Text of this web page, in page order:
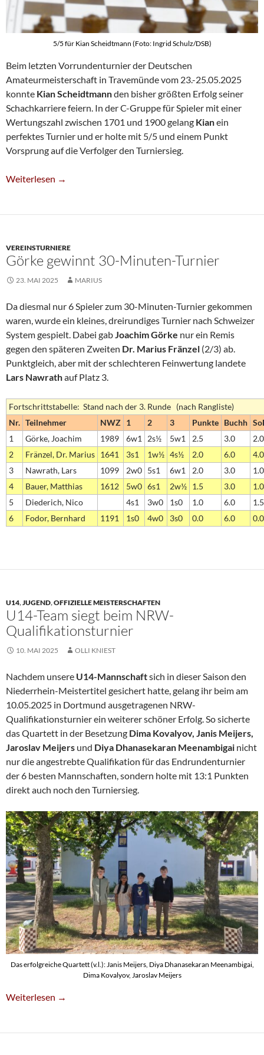
5/5 für Kian Scheidtmann (Foto: Ingrid Schulz/DSB)
Beim letzten Vorrundenturnier der Deutschen
Amateurmeisterschaft in Travemünde vom 23.-25.05.2025
konnte Kian Scheidtmannden bisher größten Erfolg seiner
Schachkarriere feiern. In der C-Gruppe für Spieler mit einer
Wertungszahl zwischen 1701 und 1900 gelang Kianein
perfektes Turnier und er holte mit 5/5 und einem Punkt
Vorsprung auf die Verfolger den Turniersieg.
Perfektes Turnier Für Kian Scheidtmann In Travemünde
Weiterlesen →
VEREINSTURNIERE
Görke gewinnt 30-Minuten-Turnier
23. MAI 2025 MARIUS
Da diesmal nur 6 Spieler zum 30-Minuten-Turnier gekommen
waren, wurde ein kleines, dreirundiges Turnier nach Schweizer
System gespielt. Dabei gabJoachim Görke nur ein Remis
gegen den späteren Zweiten Dr. Marius Fränzel (2/3) ab.
Punktgleich, aber mit der schlechteren Feinwertung landete
Lars Nawrathauf Platz 3.
Fortschrittstabelle: Stand nach der 3. Runde (nach Rangliste)
Nr. Teilnehmer NWZ 1 2 3 Punkte Buchh
1
Görke, Joachim 1989 6w1 2s½ 5w1 2.5 3.0
2
Fränzel, Dr. Marius 1641 3s1 1w½ 4s½ 2.0 6.0
3
Nawrath, Lars 1099 2w0 5s1 6w1 2.0 3.0
4
Bauer, Matthias 1612 5w0 6s1 2w½ 1.5 3.0
5
Diederich, Nico 4s1 3w0 1s0 1.0 6.0
6
Fodor, Bernhard 1191 1s0 4w0 3s0 0.0 6.0
U14,JUGEND,OFFIZIELLE MEISTERSCHAFTEN
U14-Team siegt beim NRW-
Qualifikationsturnier
10. MAI 2025 OLLI KNIEST
Nachdem unsere U14-Mannschaftsich in dieser Saison den
Niederrhein-Meistertitel gesichert hatte, gelang ihr beim am
10.05.2025 in Dortmund ausgetragenen NRW-
Qualifikationsturnier ein weiterer schöner Erfolg. So sicherte
das Quartett in der Besetzung Dima Kovalyov, Janis Meijers,
Jaroslav Meijers und Diya Dhanasekaran Meenambigai nicht
nur die angestrebte Qualifikation für das Endrundenturnier
der 6 besten Mannschaften, sondern holte mit 13:1 Punkten
direkt auch noch den Turniersieg.
Das erfolgreiche Quartett (v.l.): Janis Meijers, Diya Dhanasekaran Meenambigai,
Dima Kovalyov, Jaroslav Meijers
U14-Team Siegt Beim NRW-Qualifikationsturnier
Weiterlesen →